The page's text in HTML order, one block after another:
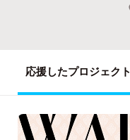
応援したプロジェクト